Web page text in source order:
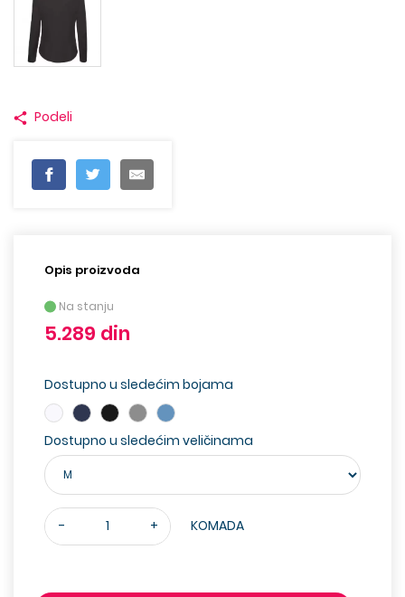
Podeli
Opis proizvoda
Na stanju
5.289 din
Dostupno u sledećim bojama
Dostupno u sledećim veličinama
- + KOMADA